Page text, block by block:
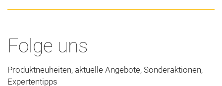
Folge uns
Produktneuheiten, aktuelle Angebote, Sonderaktionen,
Expertentipps